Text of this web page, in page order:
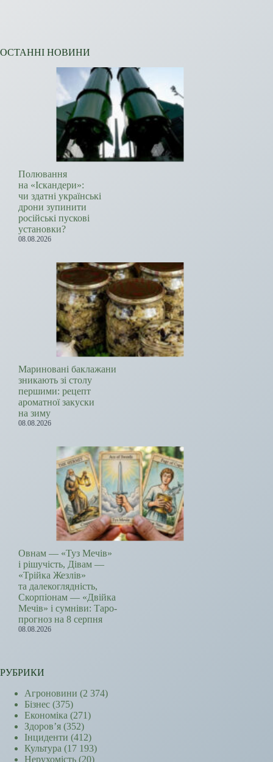
ОСТАННІ НОВИНИ
Полювання
на «Іскандери»:
чи здатні українські
дрони зупинити
російські пускові
установки?
08.08.2026
Мариновані баклажани
зникають зі столу
першими: рецепт
ароматної закуски
на зиму
08.08.2026
Овнам — «Туз Мечів»
і рішучість, Дівам —
«Трійка Жезлів»
та далекоглядність,
Скорпіонам — «Двійка
Мечів» і сумніви: Таро-
прогноз на 8 серпня
08.08.2026
РУБРИКИ
Агроновини (2 374)
Бізнес (375)
Економіка (271)
Здоров’я (352)
Інциденти (412)
Культура (17 193)
Нерухомість (20)